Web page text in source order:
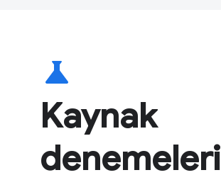
science
Kaynak
denemeleri